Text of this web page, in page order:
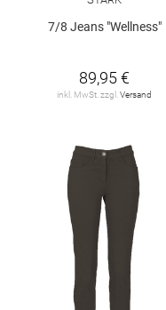
7/8 Jeans "Wellness"
89,95 €
inkl. MwSt. zzgl. Versand